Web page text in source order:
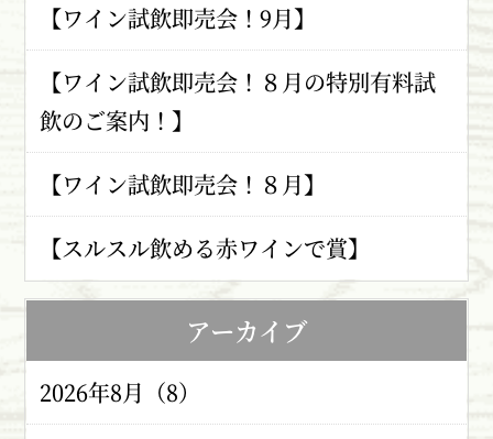
【ワイン試飲即売会！9月】
【ワイン試飲即売会！８月の特別有料試
飲のご案内！】
【ワイン試飲即売会！８月】
【スルスル飲める赤ワインで賞】
アーカイブ
2026年8月（8）